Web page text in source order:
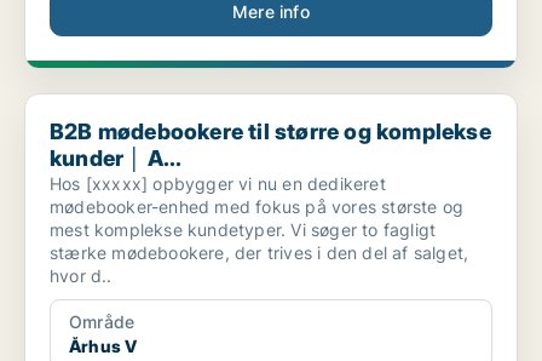
Mere info
B2B mødebookere til større og komplekse kunder │ A...
B2B mødebookere til større og komplekse
kunder │ A...
Hos [xxxxx] opbygger vi nu en dedikeret
mødebooker-enhed med fokus på vores største og
mest komplekse kundetyper. Vi søger to fagligt
stærke mødebookere, der trives i den del af salget,
hvor d..
Område
Århus V